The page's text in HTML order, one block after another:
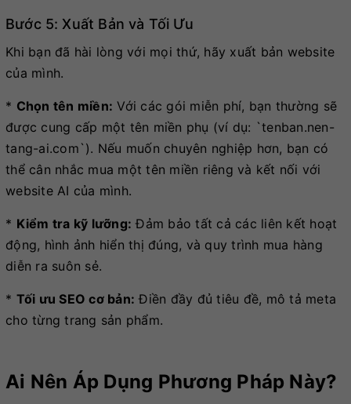
Bước 5: Xuất Bản và Tối Ưu
Khi bạn đã hài lòng với mọi thứ, hãy xuất bản website
của mình.
* Chọn tên miền: Với các gói miễn phí, bạn thường sẽ
được cung cấp một tên miền phụ (ví dụ: `tenban.nen-
tang-ai.com`). Nếu muốn chuyên nghiệp hơn, bạn có
thể cân nhắc mua một tên miền riêng và kết nối với
website AI của mình.
* Kiểm tra kỹ lưỡng: Đảm bảo tất cả các liên kết hoạt
động, hình ảnh hiển thị đúng, và quy trình mua hàng
diễn ra suôn sẻ.
* Tối ưu SEO cơ bản: Điền đầy đủ tiêu đề, mô tả meta
cho từng trang sản phẩm.
Ai Nên Áp Dụng Phương Pháp Này?